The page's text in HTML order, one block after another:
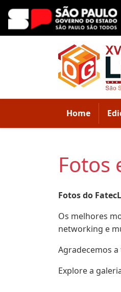
Home
Fotos
Fotos do
Os melhores
networking e
Agradecemos
Explore a